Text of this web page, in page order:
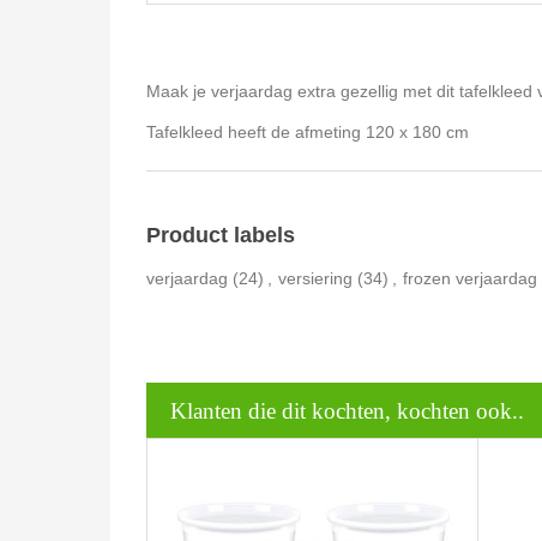
Maak je verjaardag extra gezellig met dit tafelkleed
Tafelkleed heeft de afmeting 120 x 180 cm
Product labels
verjaardag (24) versiering (34) frozen verjaardag
Klanten die dit kochten, kochten ook..